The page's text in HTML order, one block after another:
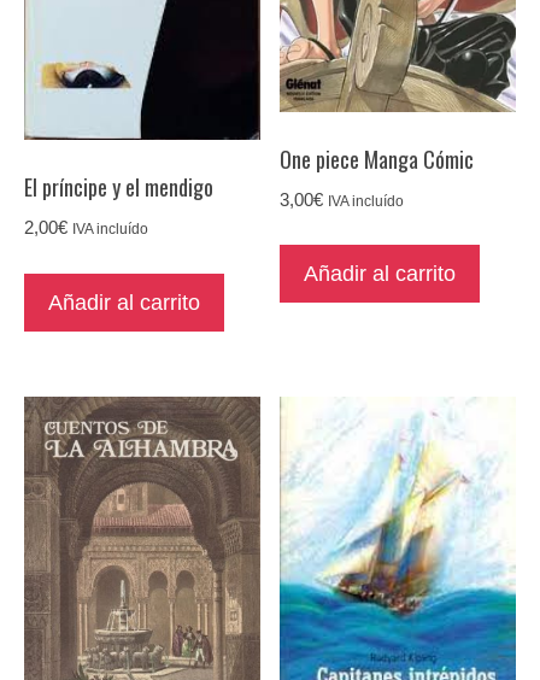
El príncipe y el mendigo
2,00€ IVA incluído
Añadir al carrito
One piece Manga Cómic
3,00€ IVA incluído
Añadir al carrito